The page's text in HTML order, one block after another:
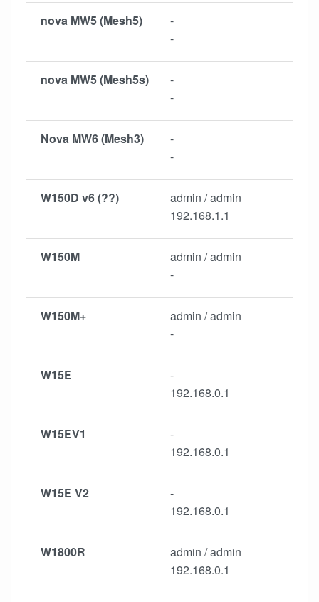
nova MW5 (Mesh5)
-
-
nova MW5 (Mesh5s)
-
-
Nova MW6 (Mesh3)
-
-
W150D v6 (??)
admin / admin
192.168.1.1
W150M
admin / admin
-
W150M+
admin / admin
-
W15E
-
192.168.0.1
W15EV1
-
192.168.0.1
W15E V2
-
192.168.0.1
W1800R
admin / admin
192.168.0.1